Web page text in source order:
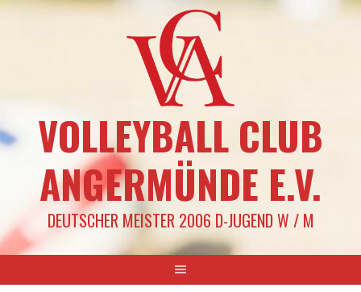
Springe
VOLLEYBALL CLUB
ANGERMÜNDE E.V.
DEUTSCHER MEISTER 2006 D-JUGEND W / M